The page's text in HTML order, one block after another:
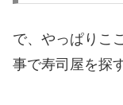
で、やっぱりこ
事で寿司屋を探す